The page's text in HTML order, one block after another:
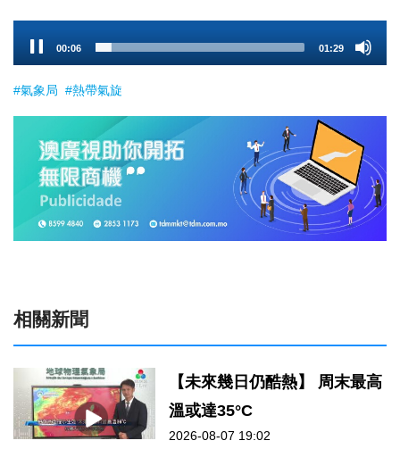
Player
00:07 01:29
#氣象局 #熱帶氣旋
相關新聞
【未來幾日仍酷熱】 周末最高
溫或達35°C
2026-08-07 19:02